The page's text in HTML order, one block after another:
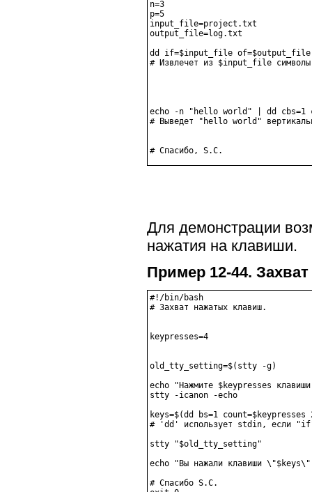
n=3
p=5
input_file=project.txt
output_file=log.txt
dd if=$input_file of=$output_file
# Извлечет из $input_file
echo -n "hello world" | dd cbs=1
# Выведет "hello world"
Для демонстрации
нажатия на клавиши.
Пример 12-44.
#!/bin/bash
# Захват нажатых клавиш.
keypresses=4                      #
old_tty_setting=$(stty -g)        #
echo "Нажмите $keypresses
stty -icanon -echo                #
keys=$(dd bs=1
# 'dd' использует stdin, если
stty "$old_tty_setting"           #
echo "Вы нажали клавиши
# Спасибо S.C.